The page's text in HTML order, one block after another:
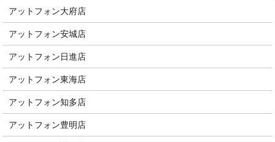
アットフォン大府店
アットフォン安城店
アットフォン日進店
アットフォン東海店
アットフォン知多店
アットフォン豊明店